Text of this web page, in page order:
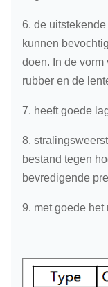
6. de
kunnen
doen. In de
rubber en de
7. heeft goede
8.
bestand tegen
bevredigende
9. met goede